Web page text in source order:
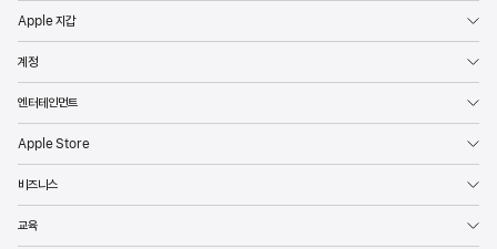
Apple 지갑
계정
엔터테인먼트
Apple Store
비즈니스
교육